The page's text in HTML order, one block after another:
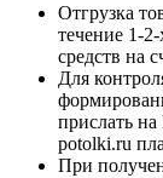
Отгрузка
течение 1-
средств на
Для
прислать
potolki.ru
При